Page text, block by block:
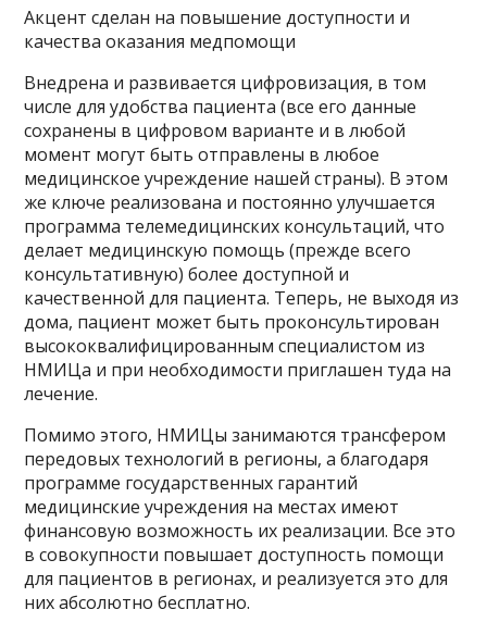
Акцент сделан на повышение доступности и
качества оказания медпомощи
Внедрена и развивается цифровизация, в том
числе для удобства пациента (все его данные
сохранены в цифровом варианте и в любой
момент могут быть отправлены в любое
медицинское учреждение нашей страны). В этом
же ключе реализована и постоянно улучшается
программа телемедицинских консультаций, что
делает медицинскую помощь (прежде всего
консультативную) более доступной и
качественной для пациента. Теперь, не выходя из
дома, пациент может быть проконсультирован
высококвалифицированным специалистом из
НМИЦа и при необходимости приглашен туда на
лечение.
Помимо этого, НМИЦы занимаются трансфером
передовых технологий в регионы, а благодаря
программе государственных гарантий
медицинские учреждения на местах имеют
финансовую возможность их реализации. Все это
в совокупности повышает доступность помощи
для пациентов в регионах, и реализуется это для
них абсолютно бесплатно.